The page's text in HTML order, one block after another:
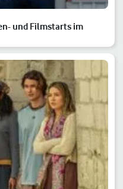
und Filmstarts im